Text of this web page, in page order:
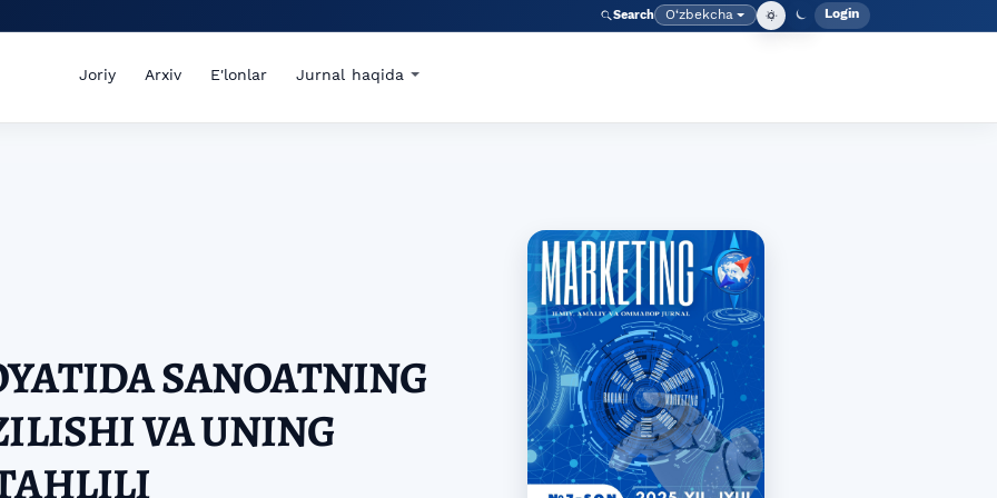
Search Language
O‘zbekcha Admin
Login
Joriy Arxiv E'lonlar Jurnal haqida
SANOATNING
VA UNING